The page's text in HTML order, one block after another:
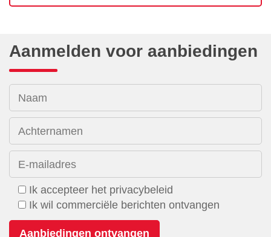
Aanmelden voor aanbiedingen
Naam
Achternamen
E-mailadres
Ik accepteer het privacybeleid
Ik wil commerciële berichten ontvangen